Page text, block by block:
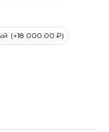
(+18 000.00 ₽)